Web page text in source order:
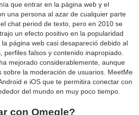
que entrar en la página web y el
una persona al azar de cualquier parte
chat period de texto, pero en 2010 se
un efecto positivo en la popularidad
página web casi desapareció debido al
perfiles falsos y contenido inapropiado.
mejorado considerablemente, aunque
sobre la moderación de usuarios. MeetMe
e iOS que te permitira conectar con
del mundo en muy poco tiempo.
con Omegle?